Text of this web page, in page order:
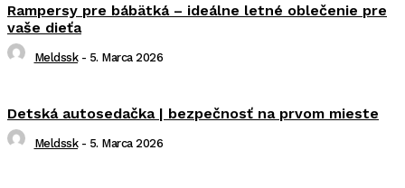
Rampersy pre bábätká – ideálne letné oblečenie pre
vaše dieťa
Meldssk - 5. Marca 2026
Detská autosedačka | bezpečnosť na prvom mieste
Meldssk - 5. Marca 2026